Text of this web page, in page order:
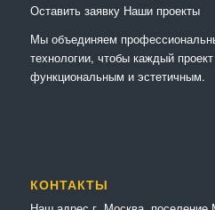
Оставить заявку Наши проекты
Мы объединяем
технологии, чтобы каждый
функциональным и эстетичным.
КОНТАКТЫ